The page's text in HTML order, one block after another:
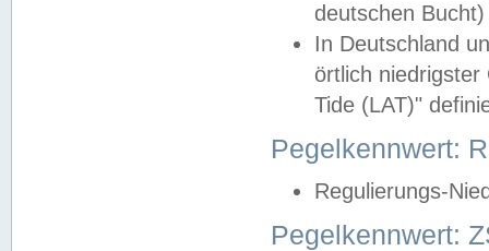
deutschen
In Deutschland
örtlich
Tide (LAT)"
Pegelkennwert:
Regulierungs-
Pegelkennwert: